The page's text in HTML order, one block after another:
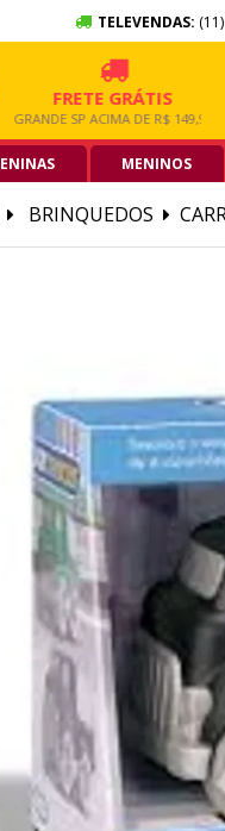
TELEVENDAS:
FRETE GRÁTIS
SP ACIMA DE R$ 149,90
MENINOS
BRINQUEDOS